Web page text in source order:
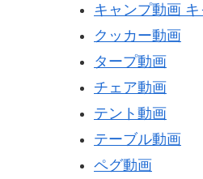
キャンプ動画
クッカー動画
タープ動画
チェア動画
テント動画
テーブル動画
ペグ動画